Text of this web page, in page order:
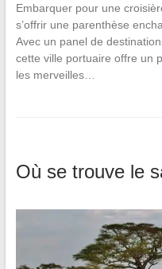
Embarquer pour une
s’offrir une parenthèse
Avec un panel de
cette ville portuaire offre un
les merveilles…
Où se trouve le